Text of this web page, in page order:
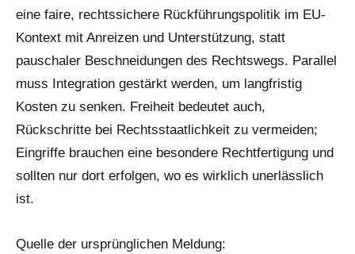
eine faire, rechtssichere Rückführungspolitik im EU-
Kontext mit Anreizen und Unterstützung, statt
pauschaler Beschneidungen des Rechtswegs. Parallel
muss Integration gestärkt werden, um langfristig
Kosten zu senken. Freiheit bedeutet auch,
Rückschritte bei Rechtsstaatlichkeit zu vermeiden;
Eingriffe brauchen eine besondere Rechtfertigung und
sollten nur dort erfolgen, wo es wirklich unerlässlich
ist.
Quelle der ursprünglichen Meldung: